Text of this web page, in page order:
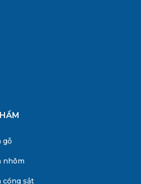
gỗ
nhôm
cổng sắt